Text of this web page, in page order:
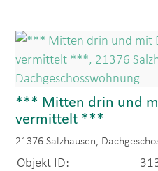
*** Mitten drin und
vermittelt ***
21376 Salzhausen,
Objekt ID: